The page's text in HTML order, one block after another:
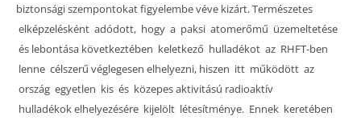
biztonsági szempontokat figyelembe véve kizárt. Természetes
elképzelésként adódott, hogy a paksi atomerőmű üzemeltetése
és lebontása következtében keletkező hulladékot az RHFT-ben
lenne célszerű véglegesen elhelyezni, hiszen itt működött az
ország egyetlen kis és közepes aktivitású radioaktív
hulladékok elhelyezésére kijelölt létesítménye. Ennek keretében